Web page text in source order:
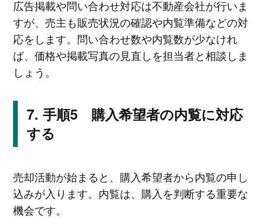
広告掲載や問い合わせ対応は不動産会社が行いま
すが、売主も販売状況の確認や内覧準備などの対
応をします。問い合わせ数や内覧数が少なけれ
ば、価格や掲載写真の見直しを担当者と相談しま
しょう。
手順5 購入希望者の内覧に対応
する
売却活動が始まると、購入希望者から内覧の申し
込みが入ります。内覧は、購入を判断する重要な
機会です。